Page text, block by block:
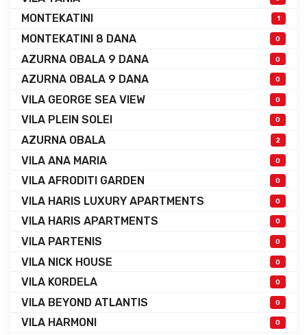
MONTEKATINI 1
MONTEKATINI 8 DANA 0
AZURNA OBALA 9 DANA 0
AZURNA OBALA 9 DANA 0
VILA GEORGE SEA VIEW 0
VILA PLEIN SOLEI 0
AZURNA OBALA 2
VILA ANA MARIA 0
VILA AFRODITI GARDEN 0
VILA HARIS LUXURY APARTMENTS 0
VILA HARIS APARTMENTS 0
VILA PARTENIS 0
VILA NICK HOUSE 0
VILA KORDELA 0
VILA BEYOND ATLANTIS 0
VILA HARMONI 0